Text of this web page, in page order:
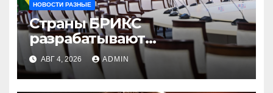
НОВОСТИ РАЗНЫЕ
Страны БРИКС
разрабатывают
инфраструктуру на базе
цифровых валют
центробанков
АВГ 4, 2026 ADMIN